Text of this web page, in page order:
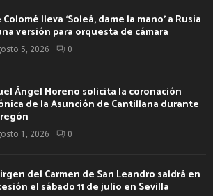
Colomé lleva ‘Soleá, dame la mano’ a Rusia
versión para orquesta de cámara
5, 2026 0
Ángel Moreno solicita la coronación
de la Asunción de Cantillana durante
1, 2026 0
del Carmen de San Leandro saldrá en
el sábado 11 de julio en Sevilla